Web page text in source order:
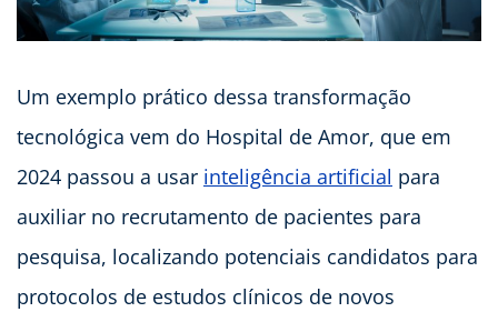
Um exemplo prático dessa transformação
tecnológica vem do Hospital de Amor, que em
2024 passou a usar inteligência artificial para
auxiliar no recrutamento de pacientes para
pesquisa, localizando potenciais candidatos para
protocolos de estudos clínicos de novos